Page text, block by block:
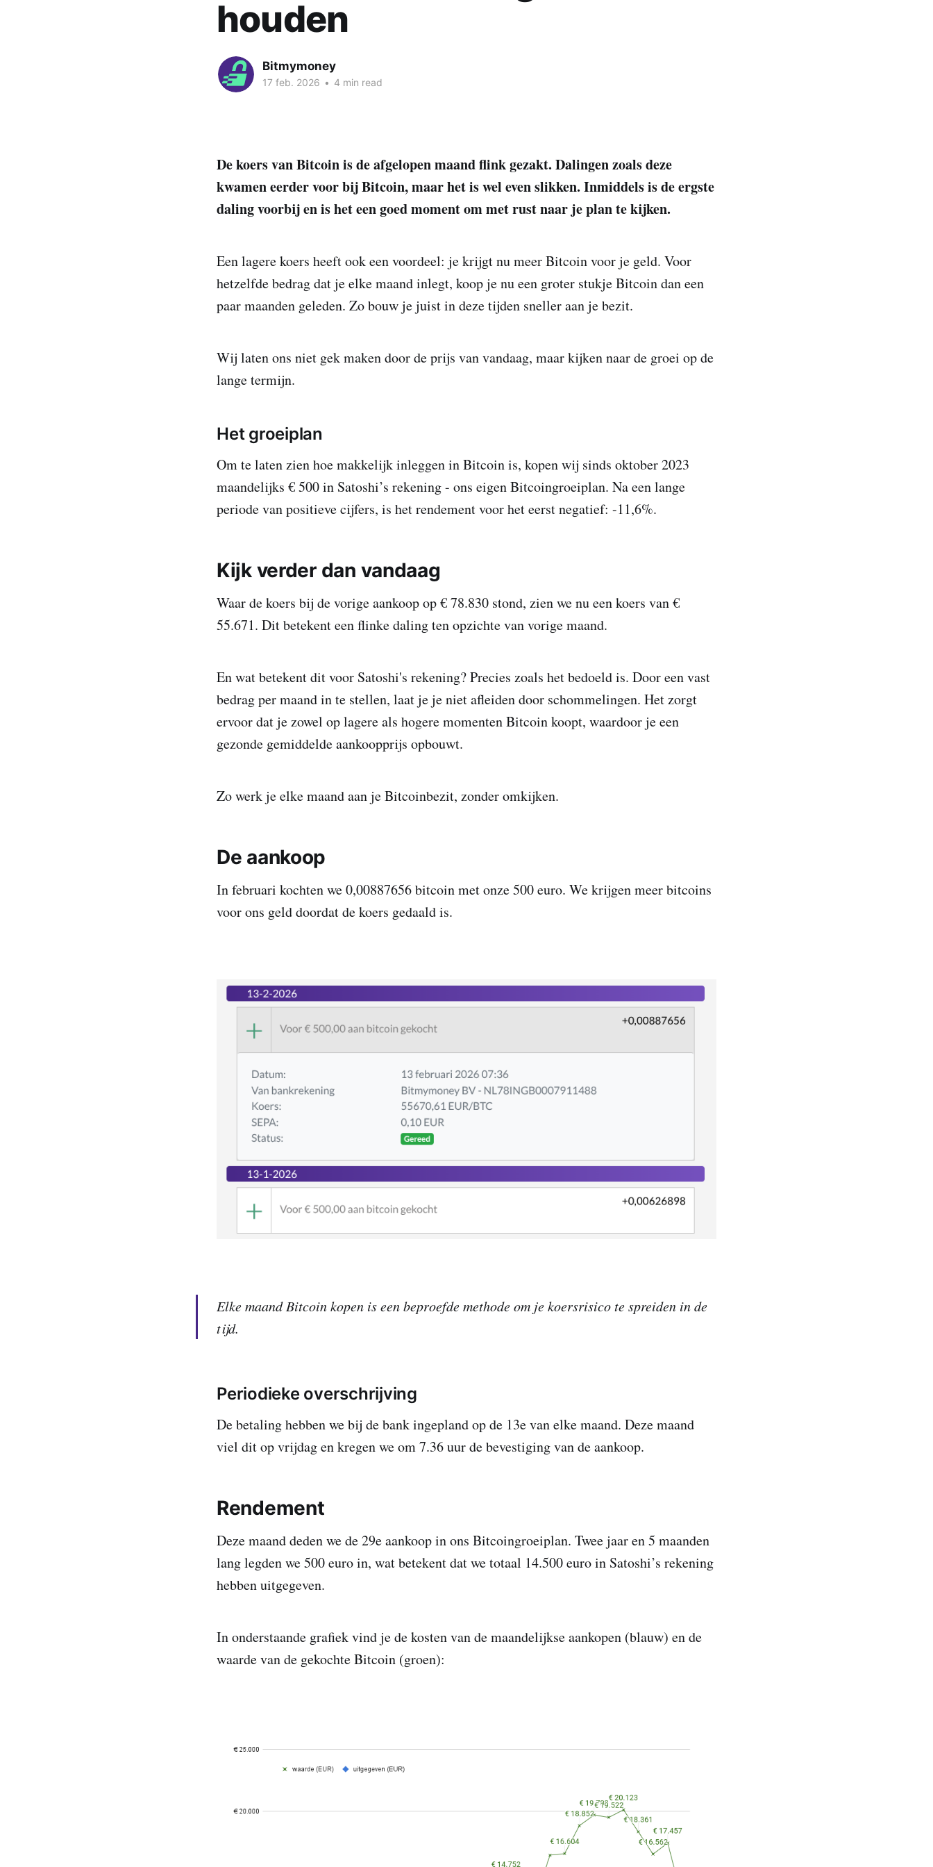
houden
Bitmymoney
17 feb. 2026 • 4 min read
De koers van Bitcoin is de afgelopen maand flink gezakt. Dalingen zoals deze
kwamen eerder voor bij Bitcoin, maar het is wel even slikken. Inmiddels is de ergste
daling voorbij en is het een goed moment om met rust naar je plan te kijken.
Een lagere koers heeft ook een voordeel: je krijgt nu meer Bitcoin voor je geld. Voor
hetzelfde bedrag dat je elke maand inlegt, koop je nu een groter stukje Bitcoin dan een
paar maanden geleden. Zo bouw je juist in deze tijden sneller aan je bezit.
Wij laten ons niet gek maken door de prijs van vandaag, maar kijken naar de groei op de
lange termijn.
Het groeiplan
Om te laten zien hoe makkelijk inleggen in Bitcoin is, kopen wij sinds oktober 2023
maandelijks € 500 in Satoshi’s rekening - ons eigen Bitcoingroeiplan. Na een lange
periode van positieve cijfers, is het rendement voor het eerst negatief: -11,6%.
Kijk verder dan vandaag
Waar de koers bij de vorige aankoop op € 78.830 stond, zien we nu een koers van €
55.671. Dit betekent een flinke daling ten opzichte van vorige maand.
En wat betekent dit voor Satoshi's rekening? Precies zoals het bedoeld is. Door een vast
bedrag per maand in te stellen, laat je je niet afleiden door schommelingen. Het zorgt
ervoor dat je zowel op lagere als hogere momenten Bitcoin koopt, waardoor je een
gezonde gemiddelde aankoopprijs opbouwt.
Zo werk je elke maand aan je Bitcoinbezit, zonder omkijken.
De aankoop
In februari kochten we 0,00887656 bitcoin met onze 500 euro. We krijgen meer bitcoins
voor ons geld doordat de koers gedaald is.
Elke maand Bitcoin kopen is een beproefde methode om je koersrisico te spreiden in de
tijd.
Periodieke overschrijving
De betaling hebben we bij de bank ingepland op de 13e van elke maand. Deze maand
viel dit op vrijdag en kregen we om 7.36 uur de bevestiging van de aankoop.
Rendement
Deze maand deden we de 29e aankoop in ons Bitcoingroeiplan. Twee jaar en 5 maanden
lang legden we 500 euro in, wat betekent dat we totaal 14.500 euro in Satoshi’s rekening
hebben uitgegeven.
In onderstaande grafiek vind je de kosten van de maandelijkse aankopen (blauw) en de
waarde van de gekochte Bitcoin (groen):